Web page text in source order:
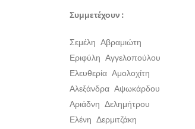
Συμμετέχουν:
Σεμέλη Αβραμιώτη
Εριφύλη Αγγελοπούλου
Ελευθερία Αμολοχίτη
Αλεξάνδρα Αψωκάρδου
Αριάδνη Δελημήτρου
Ελένη Δερμιτζάκη